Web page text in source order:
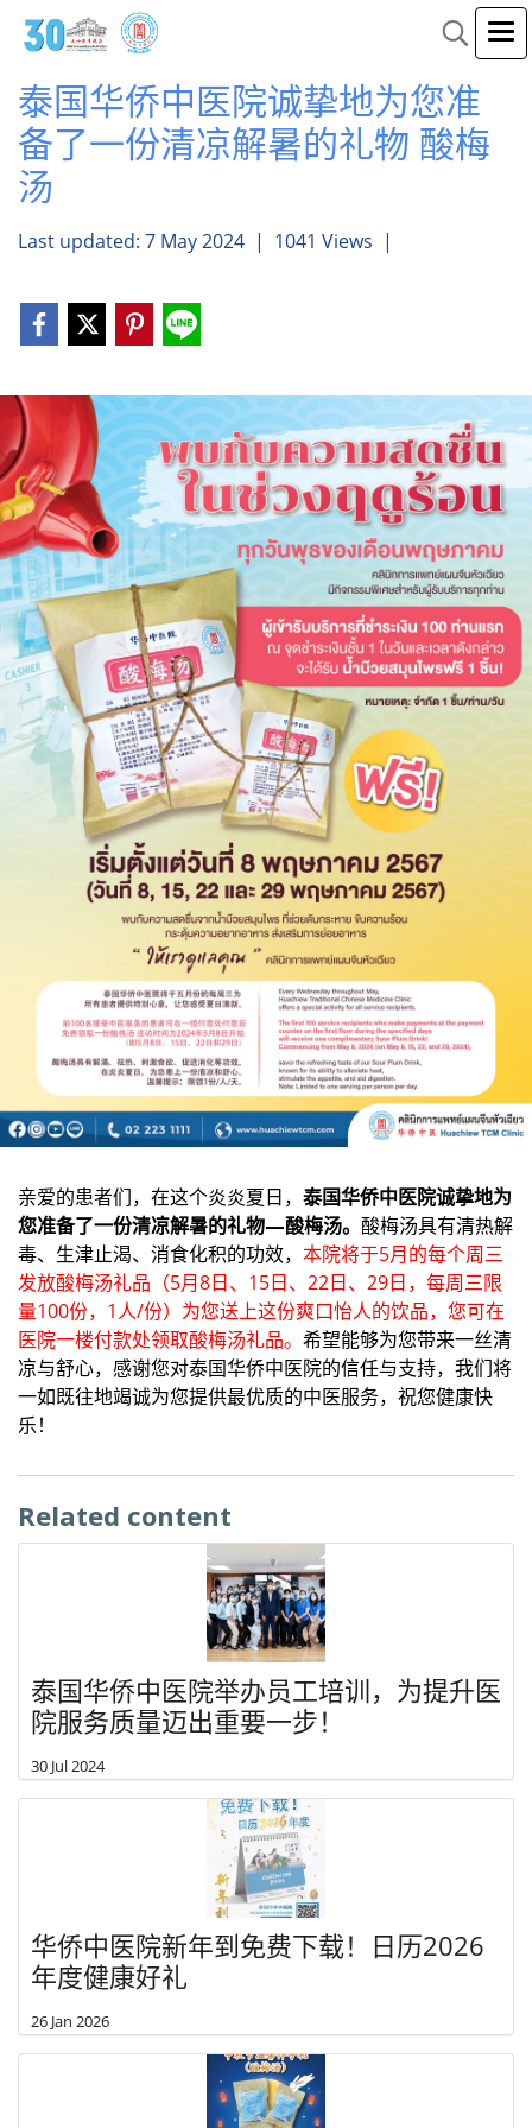
泰国华侨中医院诚挚地为您准
备了一份清凉解暑的礼物 酸梅
汤
Last updated: 7 May 2024 | 1041 Views |
亲爱的患者们，在这个炎炎夏日， 泰国华侨中医院诚挚地为
您准备了一份清凉解暑的礼物—酸梅汤。 酸梅汤具有清热解
毒、生津止渴、消食化积的功效， 本院将于5月的每个周三
发放酸梅汤礼品（5月8日、15日、22日、29日，每周三限
量100份，1人/份）为您送上这份爽口怡人的饮品，您可在
医院一楼付款处领取酸梅汤礼品。 希望能够为您带来一丝清
凉与舒心，感谢您对泰国华侨中医院的信任与支持，我们将
一如既往地竭诚为您提供最优质的中医服务，祝您健康快
乐！
Related content
泰国华侨中医院举办员工培训，为提升医
院服务质量迈出重要一步！
30 Jul 2024
华侨中医院新年到免费下载！日历2026
年度健康好礼
26 Jan 2026